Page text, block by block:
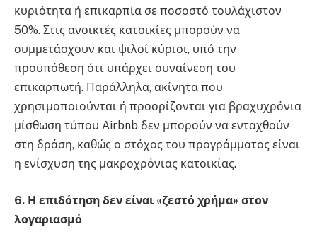
κυριότητα ή επικαρπία σε ποσοστό τουλάχιστον
50%. Στις ανοικτές κατοικίες μπορούν να
συμμετάσχουν και ψιλοί κύριοι, υπό την
προϋπόθεση ότι υπάρχει συναίνεση του
επικαρπωτή. Παράλληλα, ακίνητα που
χρησιμοποιούνται ή προορίζονται για βραχυχρόνια
μίσθωση τύπου Airbnb δεν μπορούν να ενταχθούν
στη δράση, καθώς ο στόχος του προγράμματος είναι
η ενίσχυση της μακροχρόνιας κατοικίας.
6. Η επιδότηση δεν είναι «ζεστό χρήμα» στον
λογαριασμό